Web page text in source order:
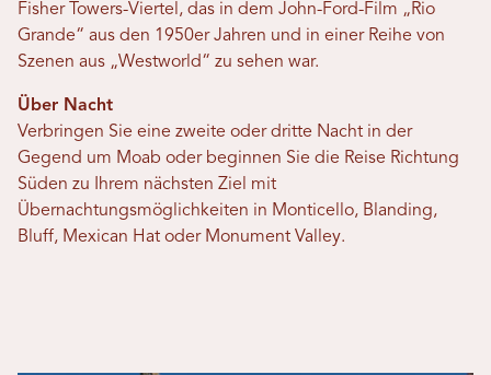
Fisher Towers-Viertel, das in dem John-Ford-Film „Rio
Grande“ aus den 1950er Jahren und in einer Reihe von
Szenen aus „Westworld“ zu sehen war.
Über Nacht
Verbringen Sie eine zweite oder dritte Nacht in der
Gegend um Moab oder beginnen Sie die Reise Richtung
Süden zu Ihrem nächsten Ziel mit
Übernachtungsmöglichkeiten in Monticello, Blanding,
Bluff, Mexican Hat oder Monument Valley.